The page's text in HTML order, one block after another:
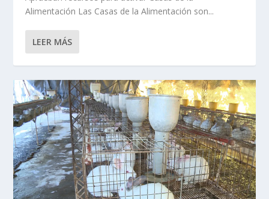
Alimentación Las Casas de la Alimentación son...
LEER MÁS